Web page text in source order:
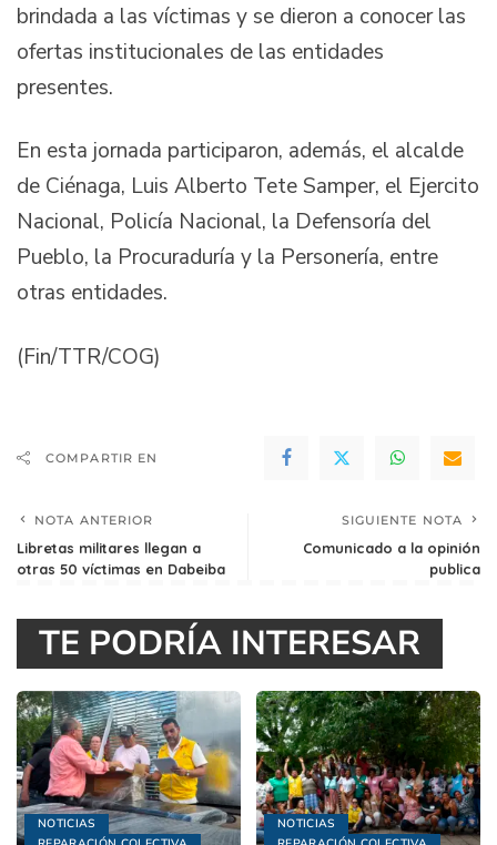
brindada a las víctimas y se dieron a conocer las
ofertas institucionales de las entidades
presentes.
En esta jornada participaron, además, el alcalde
de Ciénaga, Luis Alberto Tete Samper, el Ejercito
Nacional, Policía Nacional, la Defensoría del
Pueblo, la Procuraduría y la Personería, entre
otras entidades.
(Fin/TTR/COG)
COMPARTIR EN
NOTA ANTERIOR
Libretas militares llegan a
otras 50 víctimas en Dabeiba
SIGUIENTE NOTA
Comunicado a la opinión
publica
TE PODRÍA INTERESAR
NOTICIAS
NOTICIAS